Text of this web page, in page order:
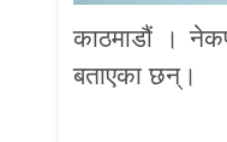
काठमाडौं ।
बताएका छन्।